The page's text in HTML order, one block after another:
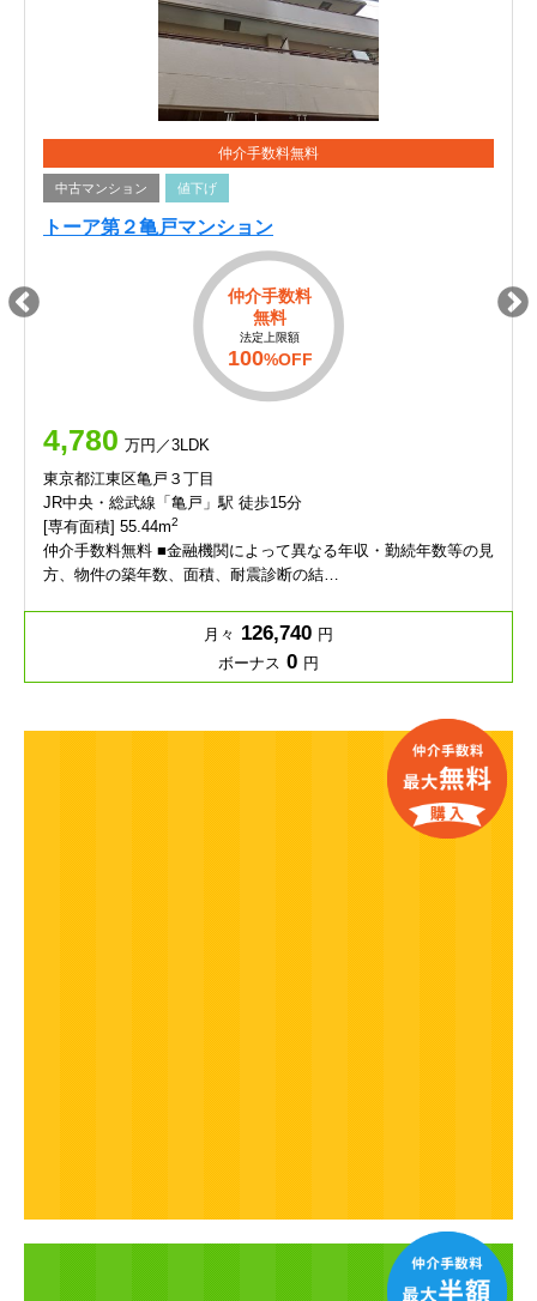
仲介手数料無料
中古マンション 値下げ
トーア第２亀戸マンション
仲介手数料
無料
法定上限額
100%OFF
4,780 万円／3LDK
東京都江東区亀戸３丁目
JR中央・総武線「亀戸」駅 徒歩15分
[専有面積] 55.44m2
仲介手数料無料 ■金融機関によって異なる年収・勤続年数等の見
方、物件の築年数、面積、耐震診断の結…
月々 126,740 円
ボーナス 0 円